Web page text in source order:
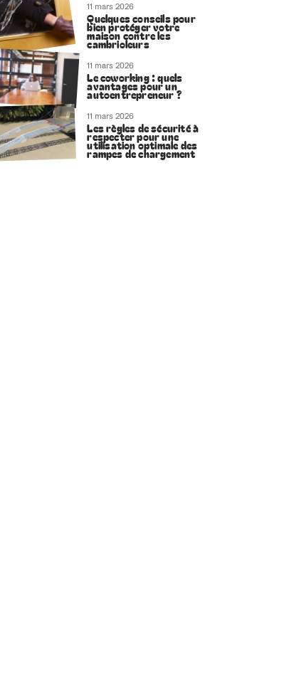
11 mars 2026
Quelques conseils pour
bien protéger votre
maison contre les
cambrioleurs
11 mars 2026
Le coworking : quels
avantages pour un
autoentrepreneur ?
11 mars 2026
Les règles de sécurité à
respecter pour une
utilisation optimale des
rampes de chargement